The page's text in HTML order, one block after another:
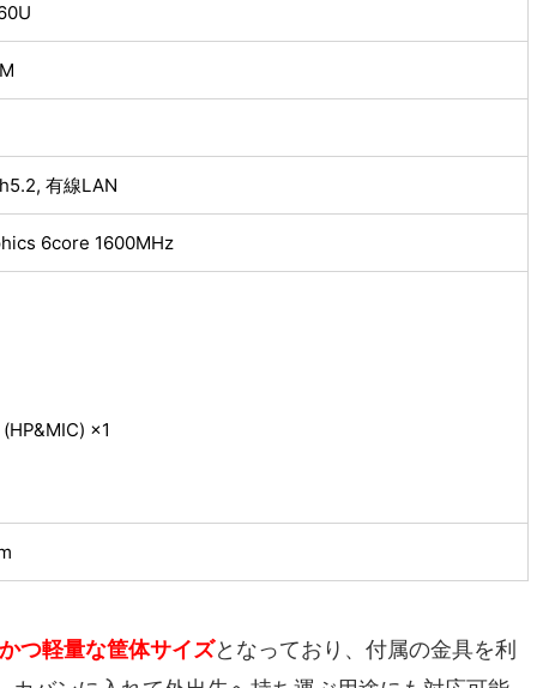
有線LAN
6core 1600MHz
×1
つ軽量な筐体サイズとなっており、付属の金具を利